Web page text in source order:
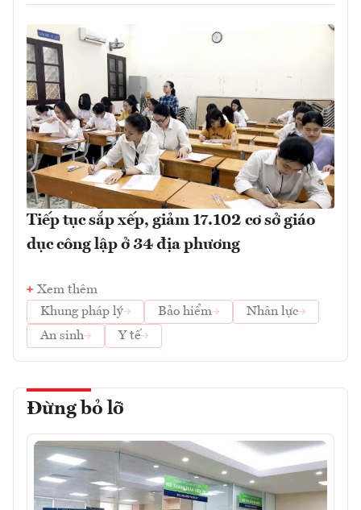
Tiếp tục sắp xếp, giảm 17.102 cơ sở giáo
dục công lập ở 34 địa phương
Xem thêm
Khung pháp lý
Bảo hiểm
Nhân lực
An sinh
Y tế
Đừng bỏ lỡ